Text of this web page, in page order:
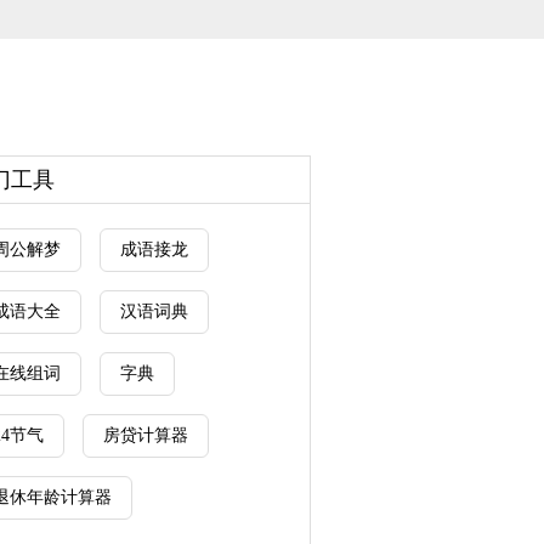
工具
公解梦 成语接龙
语大全 汉语词典
线组词 字典
节气 房贷计算器
休年龄计算器